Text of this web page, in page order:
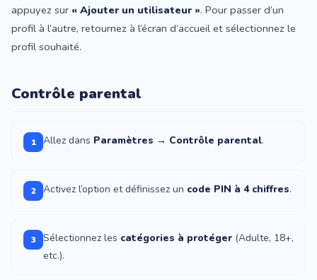
appuyez sur « Ajouter un utilisateur ». Pour passer d’un
profil à l’autre, retournez à l’écran d’accueil et sélectionnez le
profil souhaité.
Contrôle parental
1 Allez dans Paramètres → Contrôle parental.
2 Activez l’option et définissez un code PIN à 4 chiffres.
3 Sélectionnez les catégories à protéger (Adulte, 18+,
etc.).